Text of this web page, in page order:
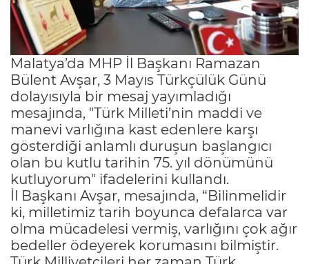
Malatya’da MHP İl Başkanı Ramazan
Bülent Avşar, 3 Mayıs Türkçülük Günü
dolayısıyla bir mesaj yayımladığı
mesajında, "Türk Milleti’nin maddi ve
manevi varlığına kast edenlere karşı
gösterdiği anlamlı duruşun başlangıcı
olan bu kutlu tarihin 75. yıl dönümünü
kutluyorum" ifadelerini kullandı.
İl Başkanı Avşar, mesajında, “Bilinmelidir
ki, milletimiz tarih boyunca defalarca var
olma mücadelesi vermiş, varlığını çok ağır
bedeller ödeyerek korumasını bilmiştir.